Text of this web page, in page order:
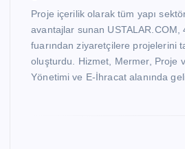
Proje içerilik olarak tüm yapı
avantajlar sunan USTALAR.COM,
fuarından ziyaretçilere projelerini
oluşturdu. Hizmet, Mermer, Proje
Yönetimi ve E-İhracat alanında